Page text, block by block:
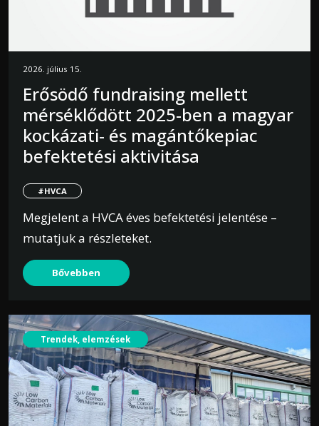
2026. július 15.
Erősödő fundraising mellett
mérséklődött 2025-ben a magyar
kockázati- és magántőkepiac
befektetési aktivitása
#HVCA
Megjelent a HVCA éves befektetési jelentése –
mutatjuk a részleteket.
Bővebben
Trendek, elemzések